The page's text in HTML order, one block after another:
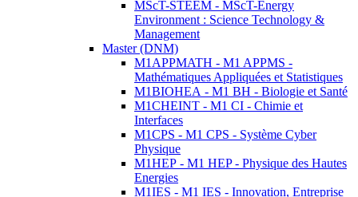
MScT-STEEM - MScT-Energy
Environment : Science Technology &
Management
Master (DNM)
M1APPMATH - M1 APPMS -
Mathématiques Appliquées et Statistiques
M1BIOHEA - M1 BH - Biologie et Santé
M1CHEINT - M1 CI - Chimie et
Interfaces
M1CPS - M1 CPS - Système Cyber
Physique
M1HEP - M1 HEP - Physique des Hautes
Energies
M1IES - M1 IES - Innovation, Entreprise